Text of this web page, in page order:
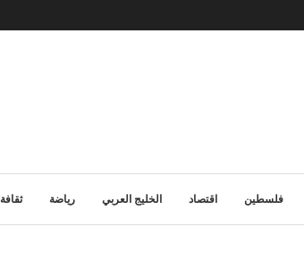
فلسطين اقتصاد الخليج العربي رياضة ثقافة